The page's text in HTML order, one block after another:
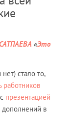
«Это
стало то,
работников
презентацией
в